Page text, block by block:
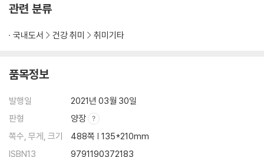
관련 분류
국내도서 건강 취미 취미기타
품목정보
발행일
2021년 03월 30일
판형
양장
쪽수, 무게, 크기
488쪽 | 135*210mm
ISBN13
9791190372183